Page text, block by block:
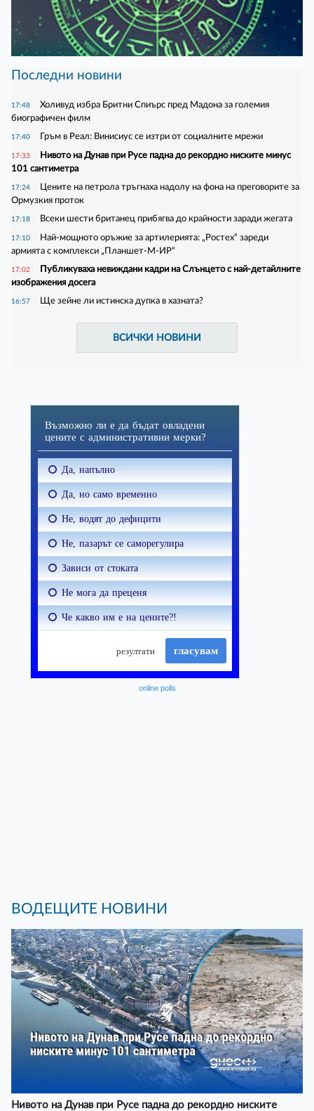
Последни новини
17:48
Холивуд избра Бритни Спиърс пред Мадона за големия
биографичен филм
17:40 Гръм в Реал: Винисиус се изтри от социалните мрежи
17:33
Нивото на Дунав при Русе падна до рекордно ниските минус
101 сантиметра
17:24
Цените на петрола тръгнаха надолу на фона на преговорите за
Ормузкия проток
17:18 Всеки шести британец прибягва до крайности заради жегата
17:10
Най-мощното оръжие за артилерията: „Ростех“ зареди
армията с комплекси „Планшет-М-ИР“
17:02
Публикуваха невиждани кадри на Слънцето с най-детайлните
изображения досега
16:57 Ще зейне ли истинска дупка в хазната?
ВСИЧКИ НОВИНИ
online polls
ВОДЕЩИТЕ НОВИНИ
Нивото на Дунав при Русе падна до рекордно ниските